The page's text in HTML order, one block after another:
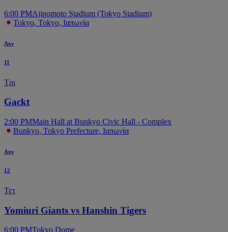
6:00 PMAjinomoto Stadium (Tokyo Stadium)
Tokyo, Tokyo, Ιαπωνία
Αυγ
11
Τρι
Gackt
2:00 PMMain Hall at Bunkyo Civic Hall - Complex
Bunkyo, Tokyo Prefecture, Ιαπωνία
Αυγ
12
Τετ
Yomiuri Giants vs Hanshin Tigers
6:00 PMTokyo Dome